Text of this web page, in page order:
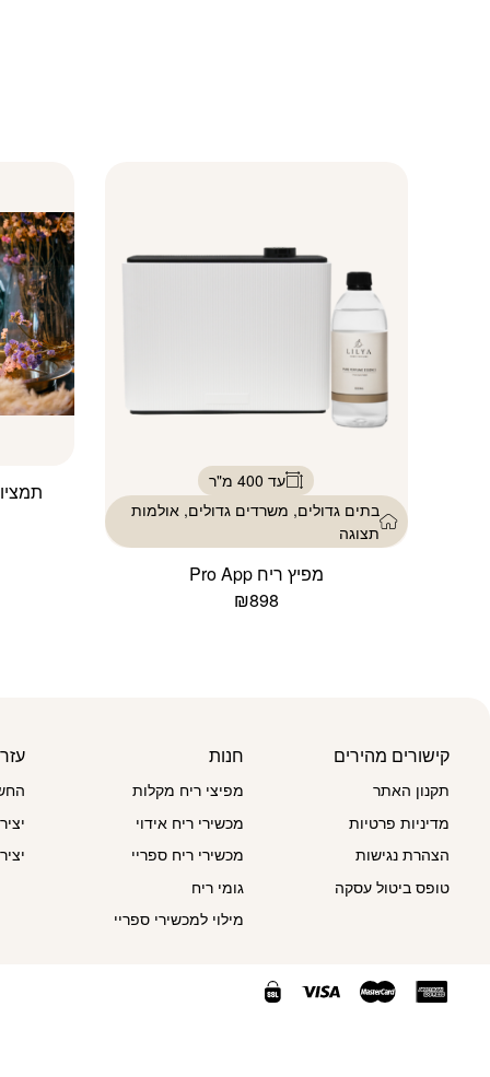
עד 400 מ"ר
בתים גדולים, משרדים גדולים, אולמות
תצוגה
מפיץ ריח Pro App
₪898
לבחור
האפשרויות
בעמוד
המוצר
קישורים מהירים
תקנון האתר
מדיניות פרטיות
הצהרת נגישות
טופס ביטול עסקה
חנות
מפיצי ריח מקלות
מכשירי ריח אידוי
מכשירי ריח ספריי
גומי ריח
מילוי למכשירי ספריי